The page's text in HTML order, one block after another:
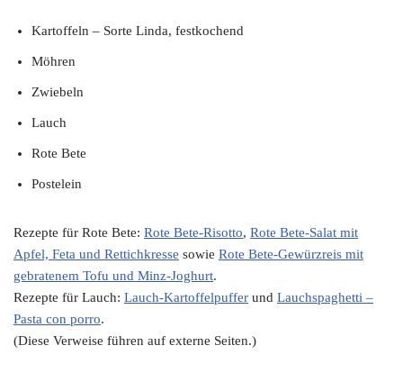
Kartoffeln – Sorte Linda, festkochend
Möhren
Zwiebeln
Lauch
Rote Bete
Postelein
Rezepte für Rote Bete: Rote Bete-Risotto, Rote Bete-Salat mit
Apfel, Feta und Rettichkresse sowie Rote Bete-Gewürzreis mit
gebratenem Tofu und Minz-Joghurt.
Rezepte für Lauch: Lauch-Kartoffelpuffer und Lauchspaghetti –
Pasta con porro.
(Diese Verweise führen auf externe Seiten.)